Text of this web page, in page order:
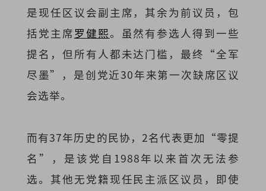
是现任区议会副主席，其余为前议员，包
括党主席罗健熙。虽然有参选人得到一些
提名，但所有人都未达门槛，最终“全军
尽墨”，是创党近30年来第一次缺席区议
会选举。
而有37年历史的民协，2名代表更加“零提
名”，是该党自1988年以来首次无法参
选。其他无党籍现任民主派区议员，即使